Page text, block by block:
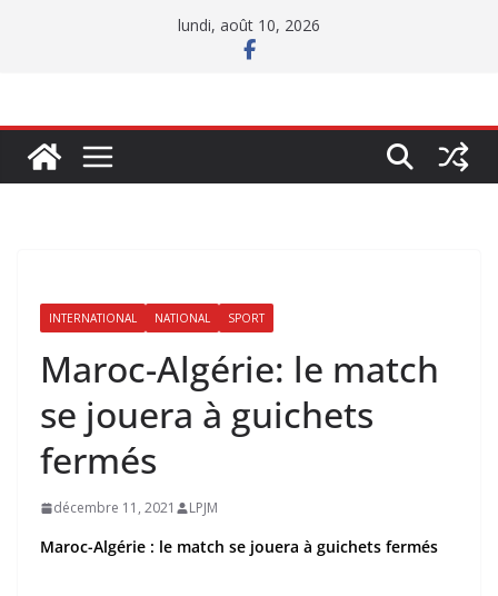
lundi, août 10, 2026
INTERNATIONAL NATIONAL SPORT
Maroc-Algérie: le match
se jouera à guichets
fermés
décembre 11, 2021 LPJM
Maroc-Algérie : le match se jouera à guichets fermés